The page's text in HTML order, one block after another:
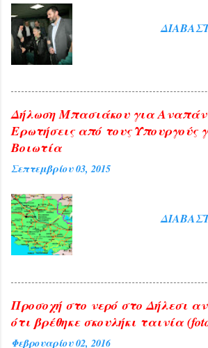
Δήλωση Μπασιάκου για
Ερωτήσεις από τους Υπουργούς
Βοιωτία
Σεπτεμβρίου 03, 2015
Προσοχή στο νερό στο Δήλεσι
ότι βρέθηκε σκουλήκι ταινία
Φεβρουαρίου 02, 2016